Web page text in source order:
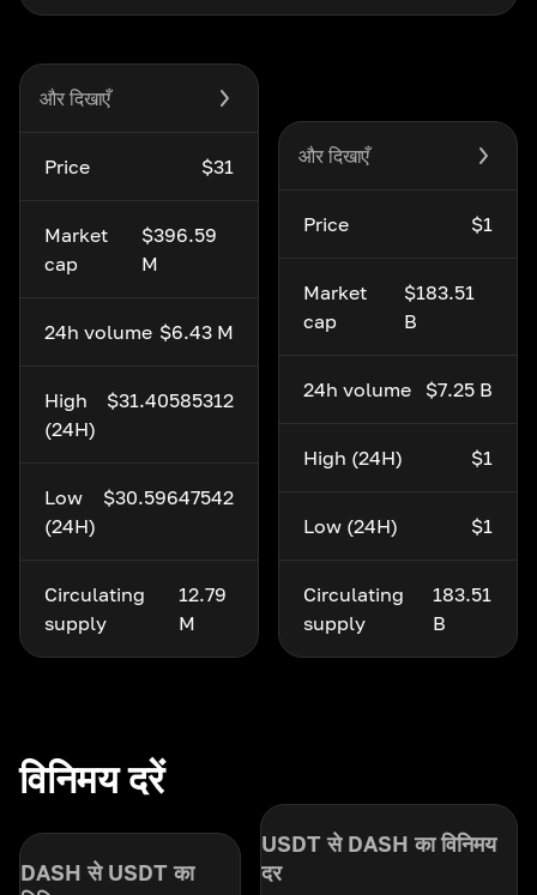
और दिखाएँ
Price $31
Market
cap
$396.59
M
24h volume $6.43 M
High
(24H)
$31.40585312
Low
(24H)
$30.59647542
Circulating
supply
12.79
M
और दिखाएँ
Price $1
Market
cap
$183.51
B
24h volume $7.25 B
High (24H) $1
Low (24H) $1
Circulating
supply
183.51
B
विनिमय दरें
DASH से USDT का
USDT से DASH का विनिमय
दर